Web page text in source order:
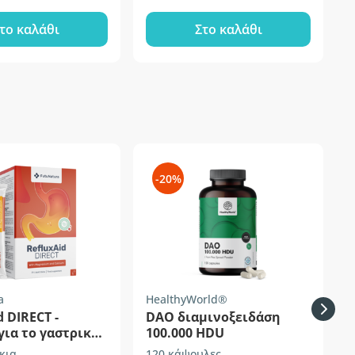
καλάθι Στο καλάθι
-
το γαστρικό
-20%
HealthyWorld®
DAO διαμινοξειδάση
100.000 HDU